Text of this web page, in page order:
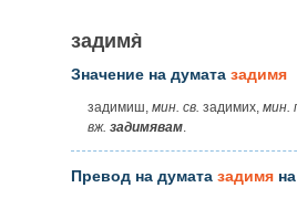
задимя̀
Значение на думата задимя
задимиш, мин. св. задимих, мин.
вж. задимявам.
Превод на думата задимя